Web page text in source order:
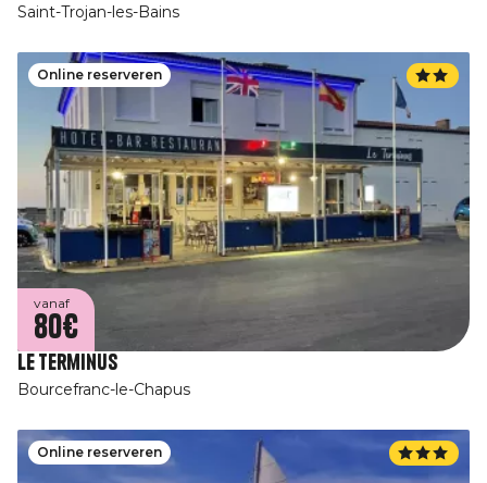
Saint-Trojan-les-Bains
Online reserveren
vanaf
80€
Le Terminus
Bourcefranc-le-Chapus
Online reserveren